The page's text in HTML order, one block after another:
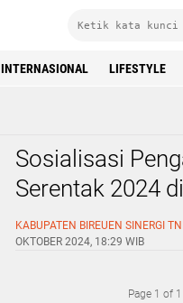
INTERNASIONAL LIFESTYLE
Sosialisasi
Serentak 2024
Optimalisasi
KABUPATEN BIREUEN SINERGI
OKTOBER 2024, 18:29 WIB
Page 1 of 1